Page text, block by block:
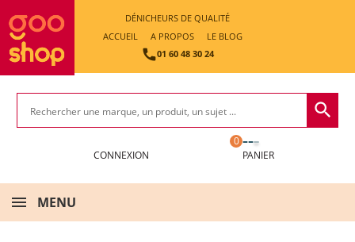
DÉNICHEURS DE QUALITÉ
ACCUEIL
A PROPOS LE BLOG
01 60 48 30 24
search
0
MENU